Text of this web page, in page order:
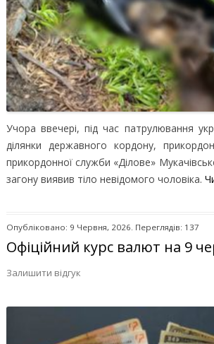
Учора ввечері, під час патрулювання
ділянки державного кордону,
прикордонної служби «Ділове»
загону виявив тіло невідомого чоловіка.
Опубліковано: 9 Червня, 2026. Переглядів: 137
Офіційний курс валют на 9
Залишити відгук